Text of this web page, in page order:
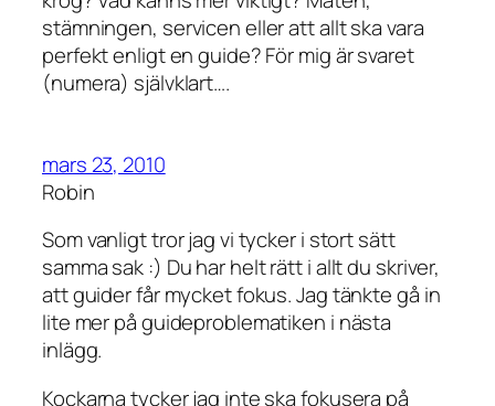
stämningen, servicen eller att allt ska vara
perfekt enligt en guide? För mig är svaret
(numera) självklart….
mars 23, 2010
Robin
Som vanligt tror jag vi tycker i stort sätt
samma sak :) Du har helt rätt i allt du skriver,
att guider får mycket fokus. Jag tänkte gå in
lite mer på guideproblematiken i nästa
inlägg.
Kockarna tycker jag inte ska fokusera på